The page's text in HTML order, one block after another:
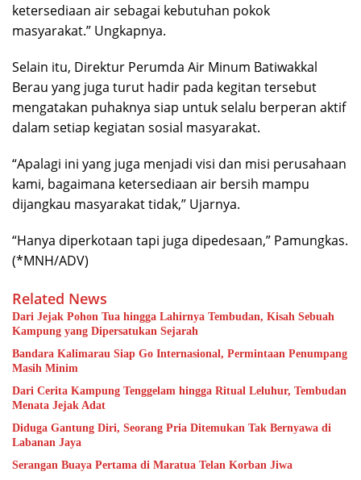
ketersediaan air sebagai kebutuhan pokok
masyarakat.” Ungkapnya.
Selain itu, Direktur Perumda Air Minum Batiwakkal
Berau yang juga turut hadir pada kegitan tersebut
mengatakan puhaknya siap untuk selalu berperan aktif
dalam setiap kegiatan sosial masyarakat.
“Apalagi ini yang juga menjadi visi dan misi perusahaan
kami, bagaimana ketersediaan air bersih mampu
dijangkau masyarakat tidak,” Ujarnya.
“Hanya diperkotaan tapi juga dipedesaan,” Pamungkas.
(*MNH/ADV)
Related News
Dari Jejak Pohon Tua hingga Lahirnya Tembudan, Kisah Sebuah
Kampung yang Dipersatukan Sejarah
Bandara Kalimarau Siap Go Internasional, Permintaan Penumpang
Masih Minim
Dari Cerita Kampung Tenggelam hingga Ritual Leluhur, Tembudan
Menata Jejak Adat
Diduga Gantung Diri, Seorang Pria Ditemukan Tak Bernyawa di
Labanan Jaya
Serangan Buaya Pertama di Maratua Telan Korban Jiwa